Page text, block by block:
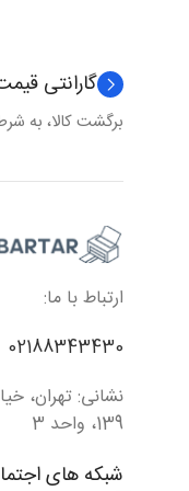
گارانتی
برگشت کالا، به
ارتباط با ما:
02188343430
نشانی: تهران،
139، واحد 3
شبکه های